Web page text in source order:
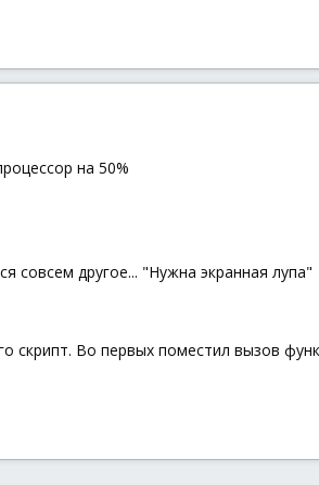
на 50%
совсем другое... "Нужна экранная лупа"
скрипт. Во первых поместил вызов